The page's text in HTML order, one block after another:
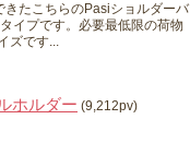
たこちらのPasiショルダーバ
イプです。必要最低限の荷物
ズです...
ホルダー (9,212pv)